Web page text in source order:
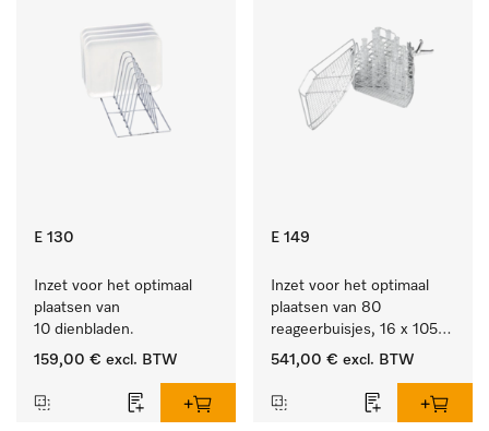
E 130
Inzet voor het optimaal
plaatsen van
10 dienbladen.
159,00 € excl. BTW
E 149
Inzet voor het optimaal
plaatsen van 80
reageerbuisjes, 16 x 105
mm.
541,00 € excl. BTW